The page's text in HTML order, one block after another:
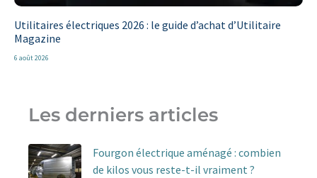
Utilitaires électriques 2026 : le guide d’achat d’Utilitaire
Magazine
6 août 2026
Les derniers articles
Fourgon électrique aménagé : combien
de kilos vous reste-t-il vraiment ?